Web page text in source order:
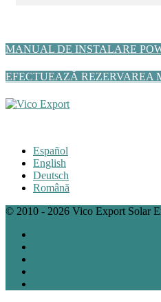
MANUAL DE INSTALARE
EFECTUEAZĂ REZERVAREA
Español
English
Deutsch
Română
© 2010 - 2026 Vico Export Solar